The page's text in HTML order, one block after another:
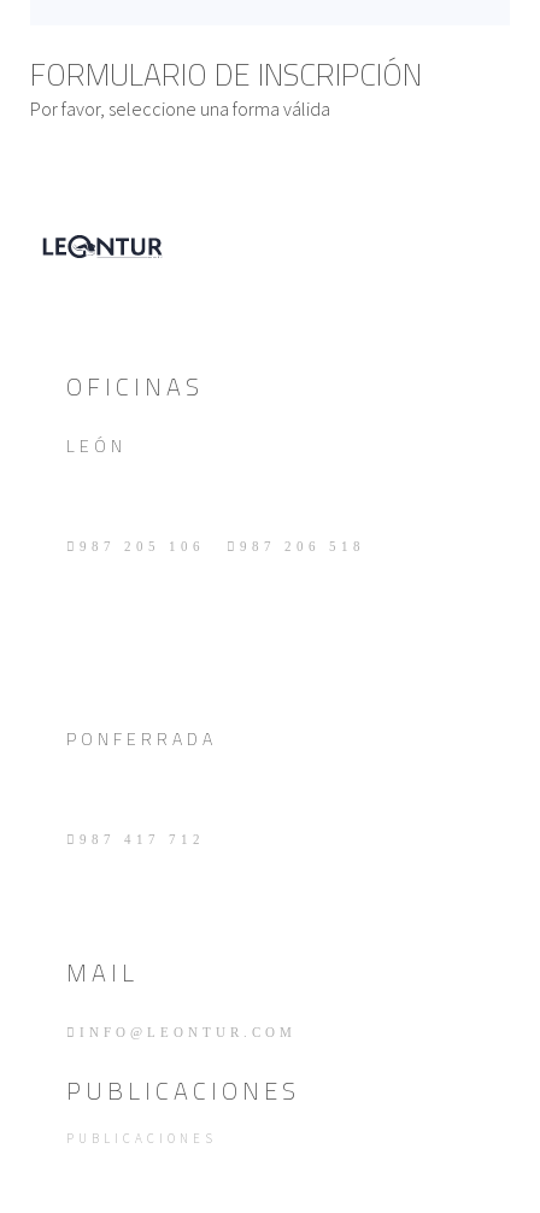
FORMULARIO DE INSCRIPCIÓN
Por favor, seleccione una forma válida
OFICINAS
LEÓN
987 205 106 987 206 518
PONFERRADA
987 417 712
MAIL
INFO@LEONTUR.COM
PUBLICACIONES
PUBLICACIONES